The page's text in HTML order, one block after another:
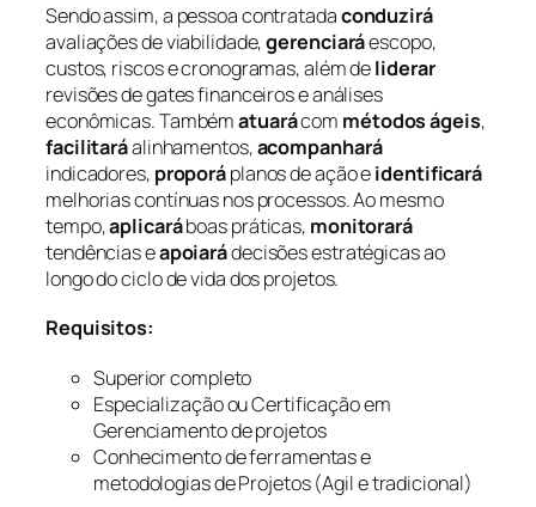
Sendo assim, a pessoa contratadaconduzirá
avaliações de viabilidade,gerenciaráescopo,
custos, riscos e cronogramas, além deliderar
revisões de gates financeiros e análises
econômicas. Tambématuarácom métodos ágeis,
facilitaráalinhamentos,acompanhará
indicadores, proporáplanos de ação eidentificará
melhorias contínuas nos processos. Ao mesmo
tempo,aplicaráboas práticas, monitorará
tendências eapoiarádecisões estratégicas ao
longo do ciclo de vida dos projetos.
Requisitos:
Superior completo
Especialização ou Certificação em
Gerenciamento de projetos
Conhecimento de ferramentas e
metodologias de Projetos (Agil e tradicional)